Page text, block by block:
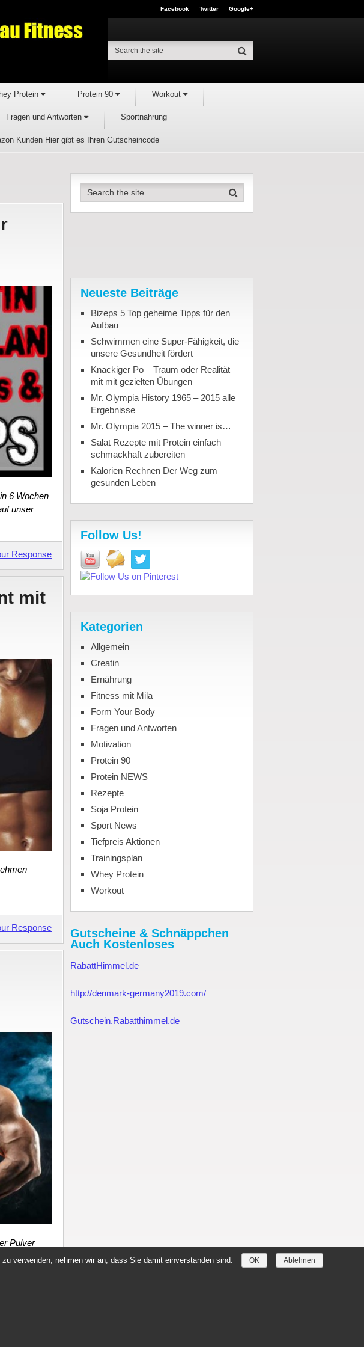
Facebook Twitter Google+
Protein Protein 90 Workout
Fragen und Antworten Sportnahrung
Kunden Hier gibt es Ihren Gutscheincode
6 Wochen
unser
Response
mit
Response
Pulver
Was
Neueste Beiträge
Bizeps 5 Top geheime Tipps für den
Aufbau
Schwimmen eine Super-Fähigkeit, die
unsere Gesundheit fördert
Knackiger Po – Traum oder Realität
mit mit gezielten Übungen
Mr. Olympia History 1965 – 2015 alle
Ergebnisse
Mr. Olympia 2015 – The winner is…
Salat Rezepte mit Protein einfach
schmackhaft zubereiten
Kalorien Rechnen Der Weg zum
gesunden Leben
Follow Us!
Kategorien
Allgemein
Creatin
Ernährung
Fitness mit Mila
Form Your Body
Fragen und Antworten
Motivation
Protein 90
Protein NEWS
Rezepte
Soja Protein
Sport News
Tiefpreis Aktionen
Trainingsplan
Whey Protein
Workout
Gutscheine & Schnäppchen
Auch Kostenloses
RabattHimmel.de
http://denmark-germany2019.com/
Gutschein.Rabatthimmel.de
verwenden, nehmen wir an, dass Sie damit einverstanden sind. OK Ablehnen